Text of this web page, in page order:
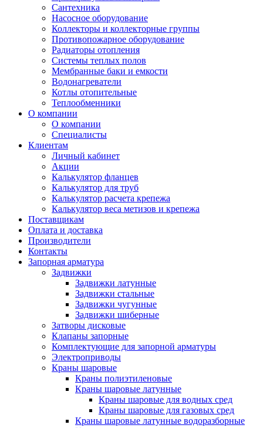
Сантехника
Насосное оборудование
Коллекторы и коллекторные группы
Противопожарное оборудование
Радиаторы отопления
Системы теплых полов
Мембранные баки и емкости
Водонагреватели
Котлы отопительные
Теплообменники
О компании
О компании
Специалисты
Клиентам
Личный кабинет
Акции
Калькулятор фланцев
Калькулятор для труб
Калькулятор расчета крепежа
Калькулятор веса метизов и крепежа
Поставщикам
Оплата и доставка
Производители
Контакты
Запорная арматура
Задвижки
Задвижки латунные
Задвижки стальные
Задвижки чугунные
Задвижки шиберные
Затворы дисковые
Клапаны запорные
Комплектующие для запорной арматуры
Электроприводы
Краны шаровые
Краны полиэтиленовые
Краны шаровые латунные
Краны шаровые для водных сред
Краны шаровые для газовых сред
Краны шаровые латунные водоразборные